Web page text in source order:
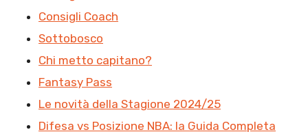
Consigli Coach
Sottobosco
Chi metto capitano?
Fantasy Pass
Le novità della Stagione 2024/25
Difesa vs Posizione NBA: la Guida Completa